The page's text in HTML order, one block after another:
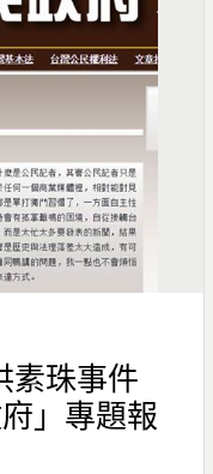
素珠事件
」專題報